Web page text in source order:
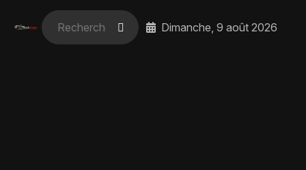
Dimanche, 9 août 2026